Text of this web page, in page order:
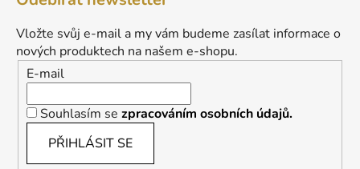
Vložte svůj e-mail a my vám budeme zasílat informace o
nových produktech na našem e-shopu.
E-mail
Souhlasím se zpracováním osobních údajů.
PŘIHLÁSIT SE